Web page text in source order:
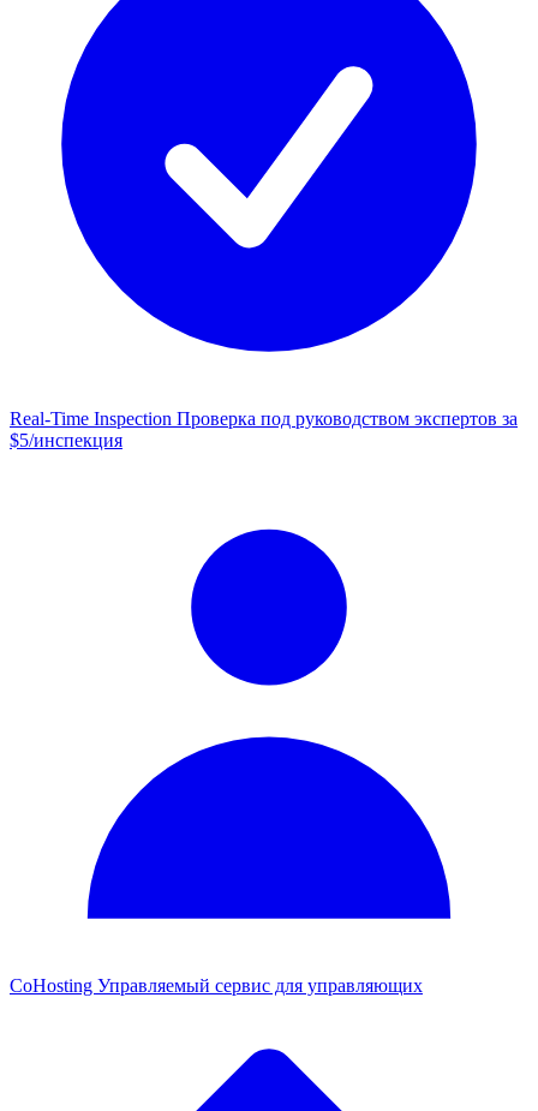
Real-Time Inspection Проверка под руководством экспертов за
$5/инспекция
CoHosting Управляемый сервис для управляющих